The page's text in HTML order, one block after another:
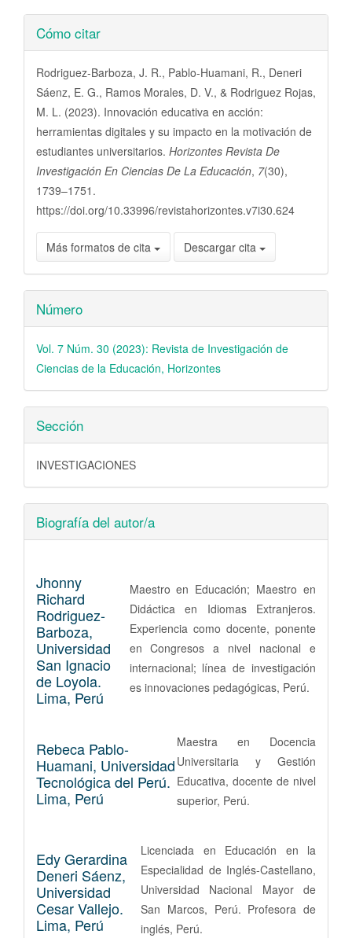
Detalles
del
artículo
Cómo citar
Rodriguez-Barboza, J. R., Pablo-Huamani, R., Deneri
Sáenz, E. G., Ramos Morales, D. V., & Rodriguez Rojas,
M. L. (2023). Innovación educativa en acción:
herramientas digitales y su impacto en la motivación de
estudiantes universitarios. Horizontes Revista De
Investigación En Ciencias De La Educación, 7(30),
1739–1751.
https://doi.org/10.33996/revistahorizontes.v7i30.624
Más formatos de cita Descargar cita
Número
Vol. 7 Núm. 30 (2023): Revista de Investigación de
Ciencias de la Educación, Horizontes
Sección
INVESTIGACIONES
Biografía del autor/a
Jhonny
Richard
Rodriguez-
Barboza,
Universidad
San Ignacio
de Loyola.
Lima, Perú
Maestro en Educación; Maestro en
Didáctica en Idiomas Extranjeros.
Experiencia como docente, ponente
en Congresos a nivel nacional e
internacional; línea de investigación
es innovaciones pedagógicas, Perú.
Rebeca Pablo-
Huamani, Universidad
Tecnológica del Perú.
Lima, Perú
Maestra en Docencia
Universitaria y Gestión
Educativa, docente de nivel
superior, Perú.
Edy Gerardina
Deneri Sáenz,
Universidad
Cesar Vallejo.
Lima, Perú
Licenciada en Educación en la
Especialidad de Inglés-Castellano,
Universidad Nacional Mayor de
San Marcos, Perú. Profesora de
inglés, Perú.